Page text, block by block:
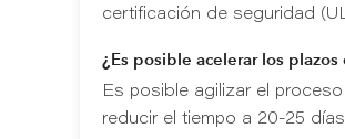
certificación de seguridad
¿Es posible acelerar los
Es posible agilizar el
reducir el tiempo a 20-25